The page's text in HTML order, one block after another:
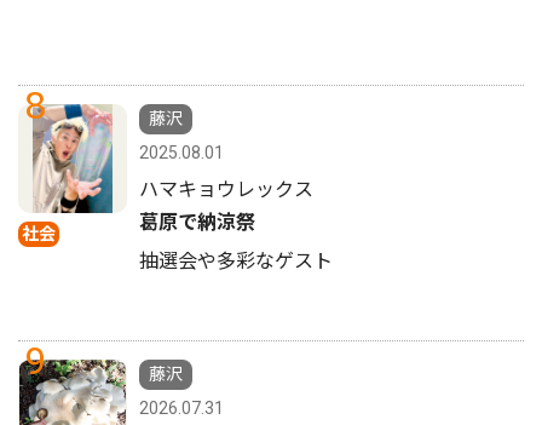
8
社会
藤沢
2025.08.01
ハマキョウレックス
葛原で納涼祭
抽選会や多彩なゲスト
9
藤沢
2026.07.31